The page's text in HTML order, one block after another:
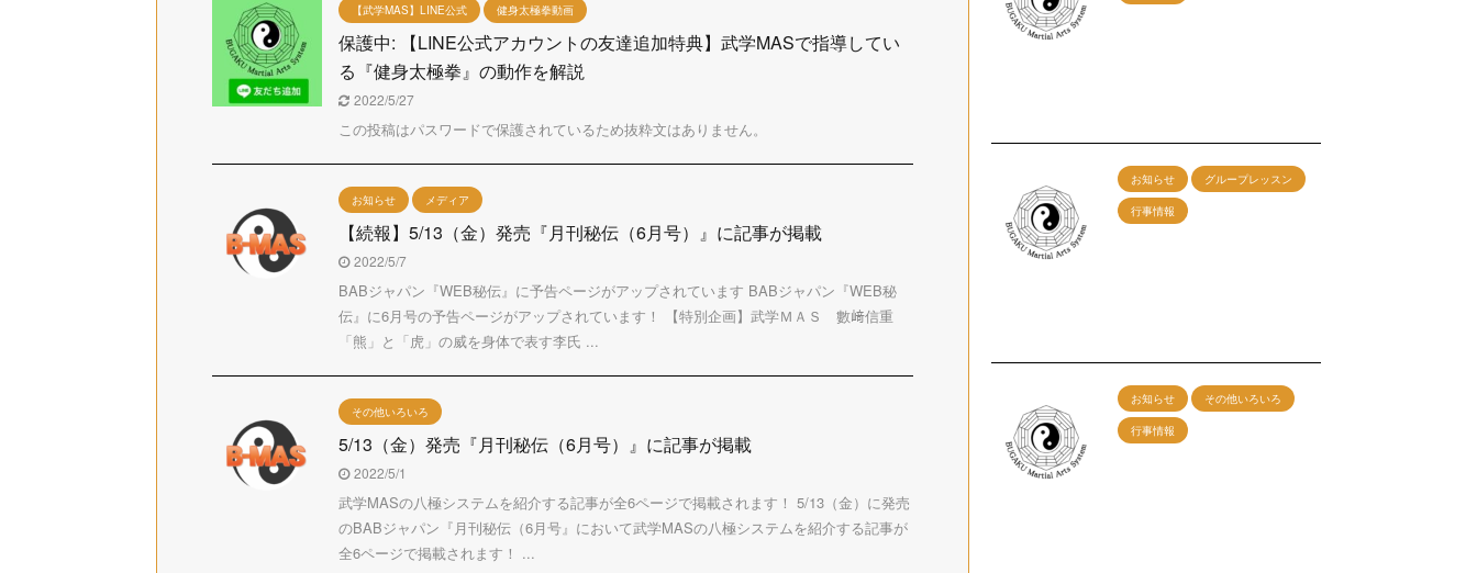
【武学MAS】LINE公式 健身太極拳動画
保護中: 【LINE公式アカウントの友達追加特典】武学MASで指導してい
る『健身太極拳』の動作を解説
2022/5/27
この投稿はパスワードで保護されているため抜粋文はありません。
お知らせ メディア
【続報】5/13（金）発売『月刊秘伝（6月号）』に記事が掲載
2022/5/7
BABジャパン『WEB秘伝』に予告ページがアップされています BABジャパン『WEB秘
伝』に6月号の予告ページがアップされています！ 【特別企画】武学ＭＡＳ 數﨑信重
「熊」と「虎」の威を身体で表す李氏 ...
その他いろいろ
5/13（金）発売『月刊秘伝（6月号）』に記事が掲載
2022/5/1
武学MASの八極システムを紹介する記事が全6ページで掲載されます！ 5/13（金）に発売
のBABジャパン『月刊秘伝（6月号』において武学MASの八極システムを紹介する記事が
全6ページで掲載されます！ ...
お知らせ グループレッスン
行事情報
お知らせ その他いろいろ
行事情報